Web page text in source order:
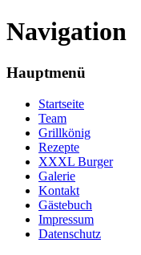
Navigation
Hauptmenü
Startseite
Team
Grillkönig
Rezepte
XXXL Burger
Galerie
Kontakt
Gästebuch
Impressum
Datenschutz